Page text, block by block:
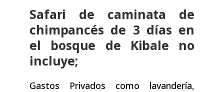
Safari de caminata de
chimpancés de 3 días en
el bosque de Kibale no
incluye;
Gastos Privados como lavandería,